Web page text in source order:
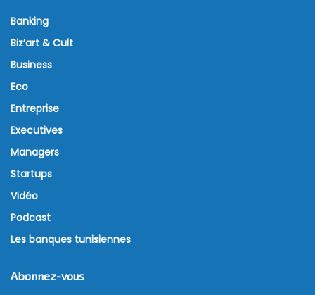
Banking
Biz’art & Cult
Business
Eco
Entreprise
Executives
Managers
Startups
Vidéo
Podcast
Les banques tunisiennes
Abonnez-vous